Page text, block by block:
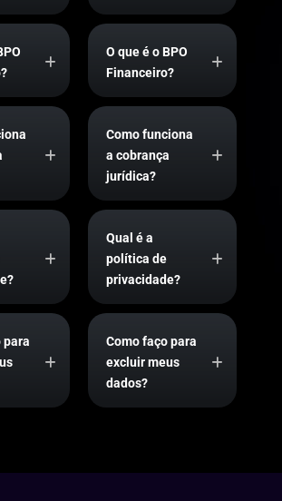
para
O que é o BPO
Financeiro?
Como funciona
a cobrança
jurídica?
Qual é a
política de
privacidade?
Como faço para
excluir meus
dados?